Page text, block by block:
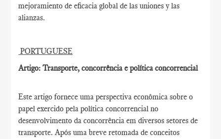
mejoramiento de eficacia global de las uniones y las
alianzas.
PORTUGUESE
Artigo: Transporte, concorrência e política concorrencial
Este artigo fornece uma perspectiva econômica sobre o
papel exercido pela política concorrencial no
desenvolvimento da concorrência em diversos setores de
transporte. Após uma breve retomada de conceitos